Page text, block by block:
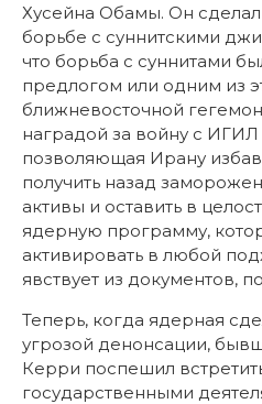
Хусейна Обамы. Он
борьбе с суннитскими
что борьба с суннитами
предлогом или одним из
ближневосточной
наградой за войну с
позволяющая Ирану
получить назад
активы и оставить в
ядерную программу,
активировать в любой
явствует из документов,
Теперь, когда ядерная
угрозой денонсации,
Керри поспешил
государственными